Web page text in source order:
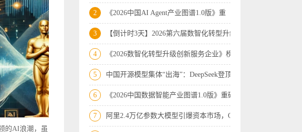
的AI浪潮，虽
2 《2026中国AI Agent产业图谱1.0版》重
3 【倒计时3天】2026第六届数智化转型升级
4 《2026数智化转型升级创新服务企业》榜
5 中国开源模型集体“出海”：DeepSeek登顶
6 《2026中国数据智能产业图谱1.0版》重磅
7 阿里2.4万亿参数大模型引爆资本市场，Op